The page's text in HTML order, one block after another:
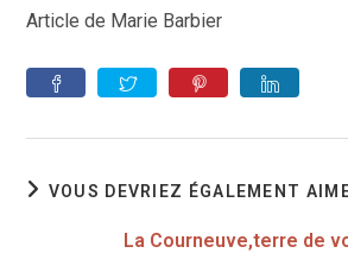
Article de Marie Barbier
VOUS DEVRIEZ ÉGALEMENT
La Courneuve,terre de